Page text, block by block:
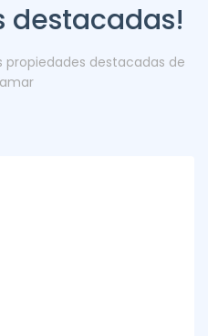
destacadas!
propiedades destacadas de